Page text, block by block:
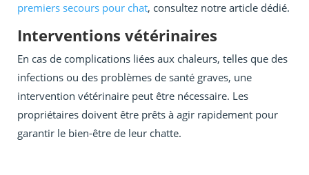
premiers secours pour chat, consultez notre article dédié.
Interventions vétérinaires
En cas de complications liées aux chaleurs, telles que des
infections ou des problèmes de santé graves, une
intervention vétérinaire peut être nécessaire. Les
propriétaires doivent être prêts à agir rapidement pour
garantir le bien-être de leur chatte.